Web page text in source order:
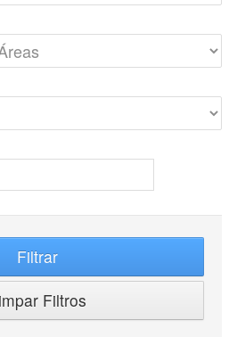
Filtrar
Filtros